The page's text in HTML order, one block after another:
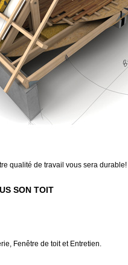
qualité de travail vous sera durable!
SON TOIT
Fenêtre de toit et Entretien.